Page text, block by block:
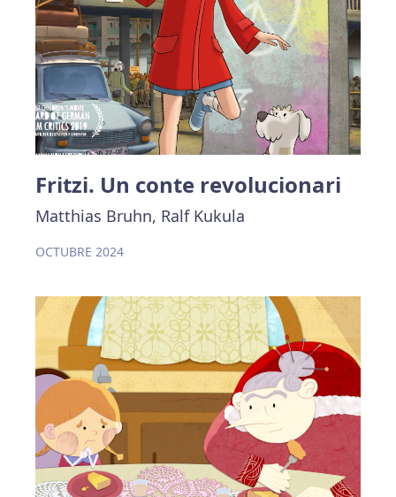
Fritzi. Un conte revolucionari
Matthias Bruhn, Ralf Kukula
OCTUBRE 2024